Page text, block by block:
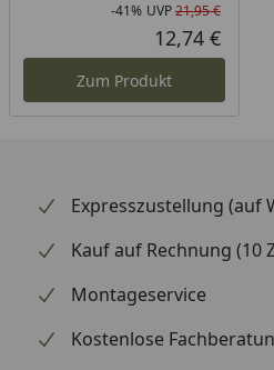
-41% UVP21,95 €
12,74 €
Zum Produkt
Expresszustellung (auf
Kauf auf Rechnung (10
Montageservice
Kostenlose